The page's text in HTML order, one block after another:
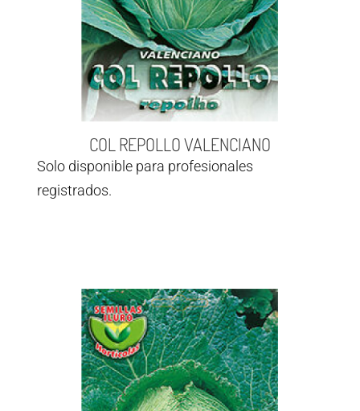
COL REPOLLO VALENCIANO
Solo disponible para profesionales
registrados.